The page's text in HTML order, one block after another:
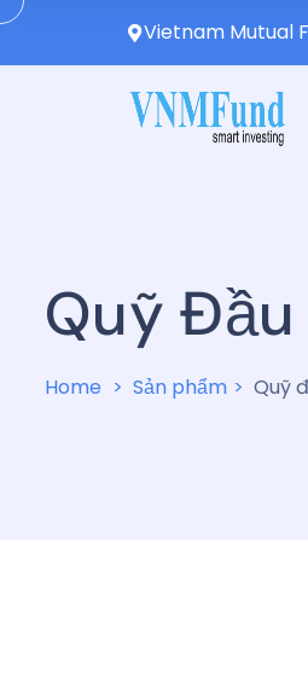
Vietnam Mutual
Quỹ Đầu
Home Sản phẩm Quỹ